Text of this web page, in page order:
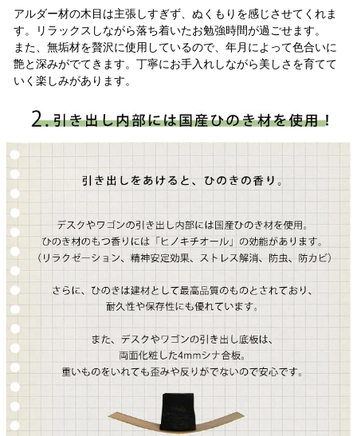
アルダー材の木目は主張しすぎず、ぬくもりを感じさせてくれま
す。リラックスしながら落ち着いたお勉強時間が過ごせます。
また、無垢材を贅沢に使用しているので、年月によって色合いに
艶と深みがでてきます。丁寧にお手入れしながら美しさを育てて
いく楽しみがあります。